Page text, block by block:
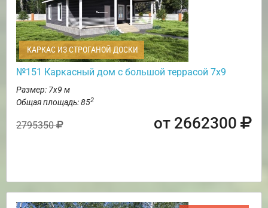
КАРКАС ИЗ СТРОГАНОЙ ДОСКИ
№151 Каркасный дом с большой террасой 7х9
Размер: 7х9 м
Общая площадь: 852
2795350 от 2662300